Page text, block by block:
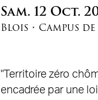
Sam. 12 Oct.
Blois • Campus
"Territoire zéro
encadrée par une